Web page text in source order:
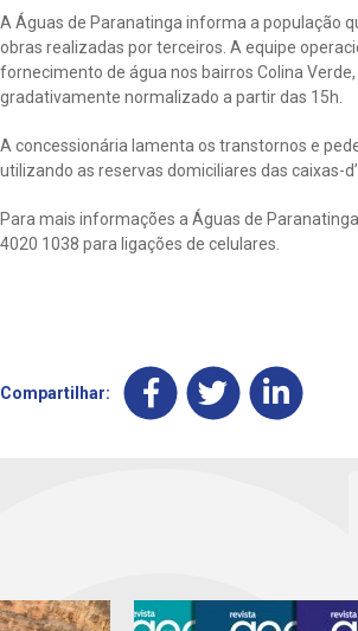
A Águas de Paranatinga informa a população
obras realizadas por terceiros. A equipe
fornecimento de água nos bairros Colina
gradativamente normalizado a partir das 15h.
A concessionária lamenta os transtornos e
utilizando as reservas domiciliares das caixas-
Para mais informações a Águas de
4020 1038 para ligações de celulares.
Compartilhar: